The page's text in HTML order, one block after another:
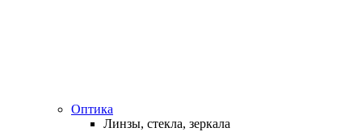
Оптика
Линзы, стекла, зеркала